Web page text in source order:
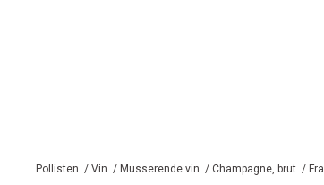
Pollisten / Vin / Musserende vin / Champagne, brut /